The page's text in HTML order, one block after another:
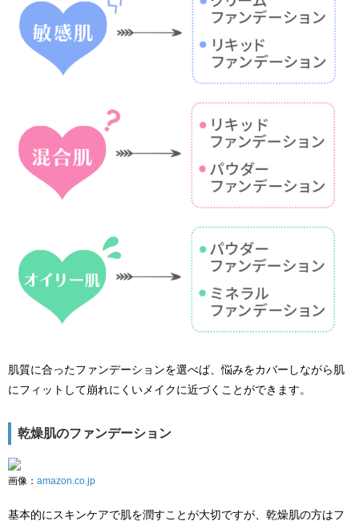
肌質に合ったファンデーションを選べば、悩みをカバーしながら肌
にフィットして崩れにくいメイクに近づくことができます。
乾燥肌のファンデーション
画像： amazon.co.jp
基本的にスキンケアで肌を潤すことが大切ですが、乾燥肌の方はフ